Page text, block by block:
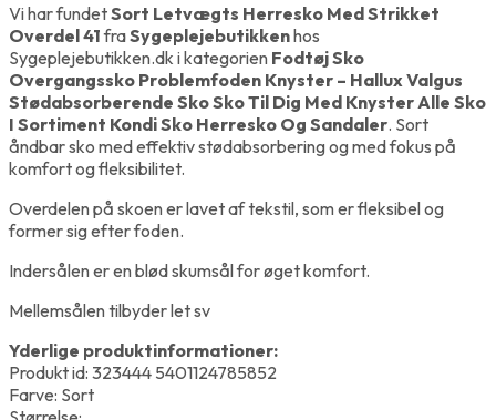
Vi har fundetSort Letvægts Herresko Med Strikket
Overdel 41fraSygeplejebutikkenhos
Sygeplejebutikken.dk i kategorien Fodtøj Sko
Overgangssko Problemfoden Knyster – Hallux Valgus
Stødabsorberende Sko Sko Til Dig Med Knyster Alle Sko
I Sortiment Kondi Sko Herresko Og Sandaler. Sort
åndbar sko med effektiv stødabsorbering og med fokus på
komfort og fleksibilitet.
Overdelen på skoen er lavet af tekstil, som er fleksibel og
former sig efter foden.
Indersålen er en blød skumsål for øget komfort.
Mellemsålen tilbyder let sv
Yderlige produktinformationer:
Produkt id: 323444 5401124785852
Farve: Sort